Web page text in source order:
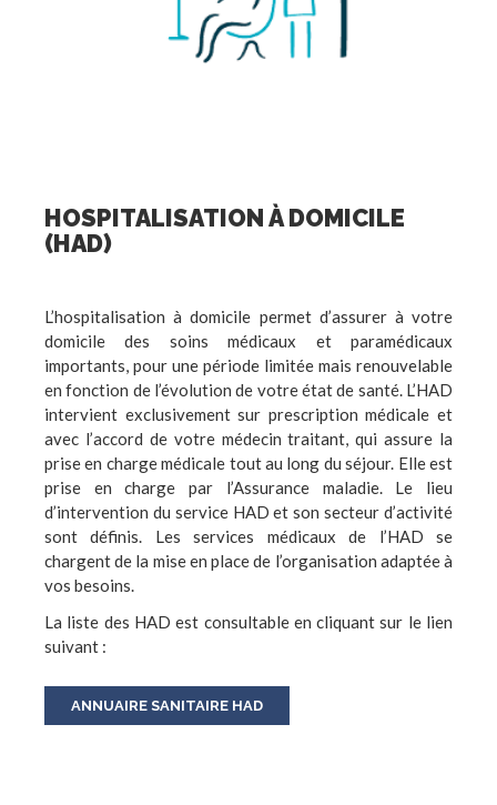
HOSPITALISATION À DOMICILE
(HAD)
L’hospitalisation à domicile permet d’assurer à votre
domicile des soins médicaux et paramédicaux
importants, pour une période limitée mais renouvelable
en fonction de l’évolution de votre état de santé. L’HAD
intervient exclusivement sur prescription médicale et
avec l’accord de votre médecin traitant, qui assure la
prise en charge médicale tout au long du séjour. Elle est
prise en charge par l’Assurance maladie. Le lieu
d’intervention du service HAD et son secteur d’activité
sont définis. Les services médicaux de l’HAD se
chargent de la mise en place de l’organisation adaptée à
vos besoins.
La liste des HAD est consultable en cliquant sur le lien
suivant :
ANNUAIRE SANITAIRE HAD